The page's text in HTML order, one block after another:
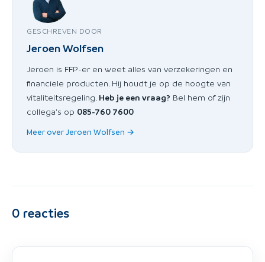
GESCHREVEN DOOR
Jeroen Wolfsen
Jeroen is FFP-er en weet alles van verzekeringen en
financiele producten. Hij houdt je op de hoogte van
vitaliteitsregeling. Heb je een vraag? Bel hem of zijn
collega's op 085-760 7600
Meer over Jeroen Wolfsen →
0 reacties